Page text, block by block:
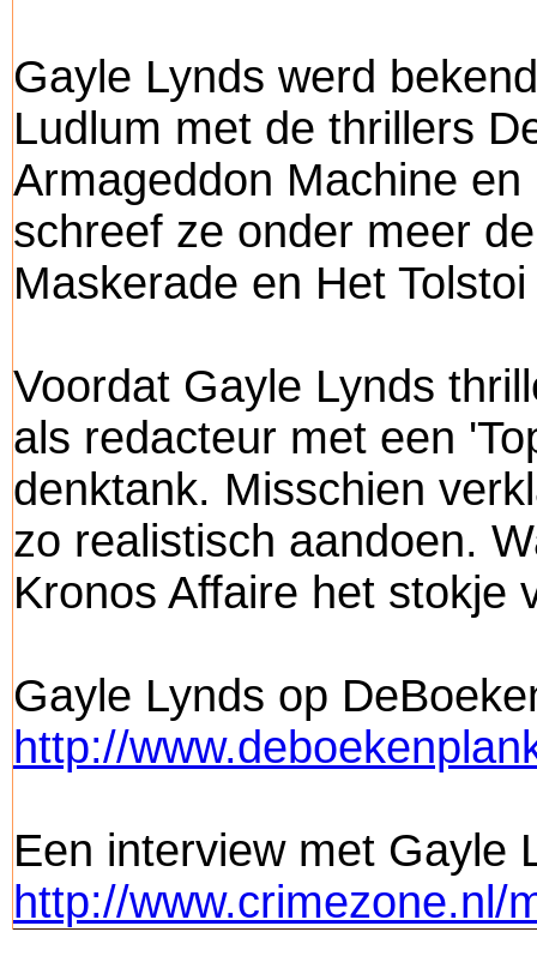
Gayle Lynds werd
Ludlum met de thrillers
Armageddon Machine
schreef ze onder meer
Maskerade en Het
Voordat Gayle Lynds
als redacteur met een
denktank. Misschien
zo realistisch aandoen.
Kronos Affaire het stokje
Gayle Lynds op
http://
Een interview met Gayle
http://www.crimezone.nl/